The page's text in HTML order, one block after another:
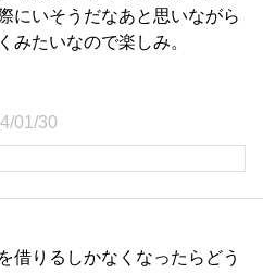
にいそうだなあと思いながら
みたいなので楽しみ。
01/30
借りるしかなくなったらどう